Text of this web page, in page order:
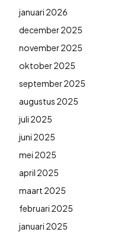
januari 2026
december 2025
november 2025
oktober 2025
september 2025
augustus 2025
juli 2025
juni 2025
mei 2025
april 2025
maart 2025
februari 2025
januari 2025